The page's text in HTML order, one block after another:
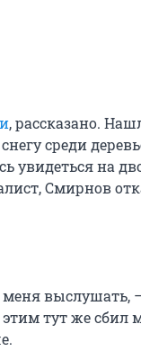
, рассказано.
среди
увидеться на
Смирнов
меня
тут же сбил